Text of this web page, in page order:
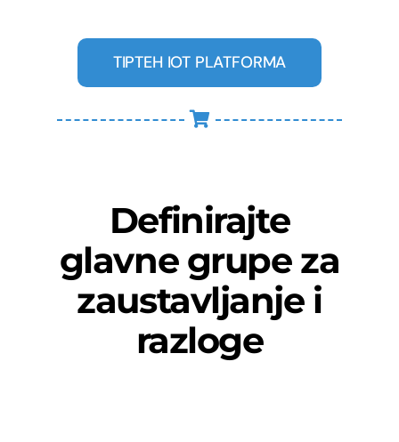
TIPTEH IOT PLATFORMA
Definirajte
glavne grupe za
zaustavljanje i
razloge